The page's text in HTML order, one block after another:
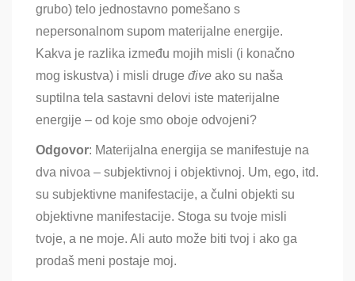
grubo) telo jednostavno pomešano s
nepersonalnom supom materijalne energije.
Kakva je razlika između mojih misli (i konačno
mog iskustva) i misli druge đive ako su naša
suptilna tela sastavni delovi iste materijalne
energije – od koje smo oboje odvojeni?
Odgovor: Materijalna energija se manifestuje na
dva nivoa – subjektivnoj i objektivnoj. Um, ego, itd.
su subjektivne manifestacije, a čulni objekti su
objektivne manifestacije. Stoga su tvoje misli
tvoje, a ne moje. Ali auto može biti tvoj i ako ga
prodaš meni postaje moj.